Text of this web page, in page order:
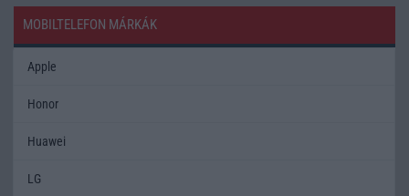
MOBILTELEFON MÁRKÁK
Apple
Honor
Huawei
LG